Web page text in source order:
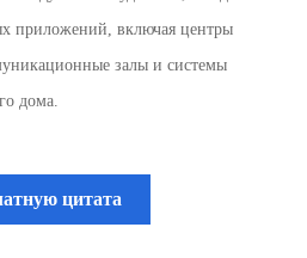
приложений, включая центры
залы и системы
дома.
цитата